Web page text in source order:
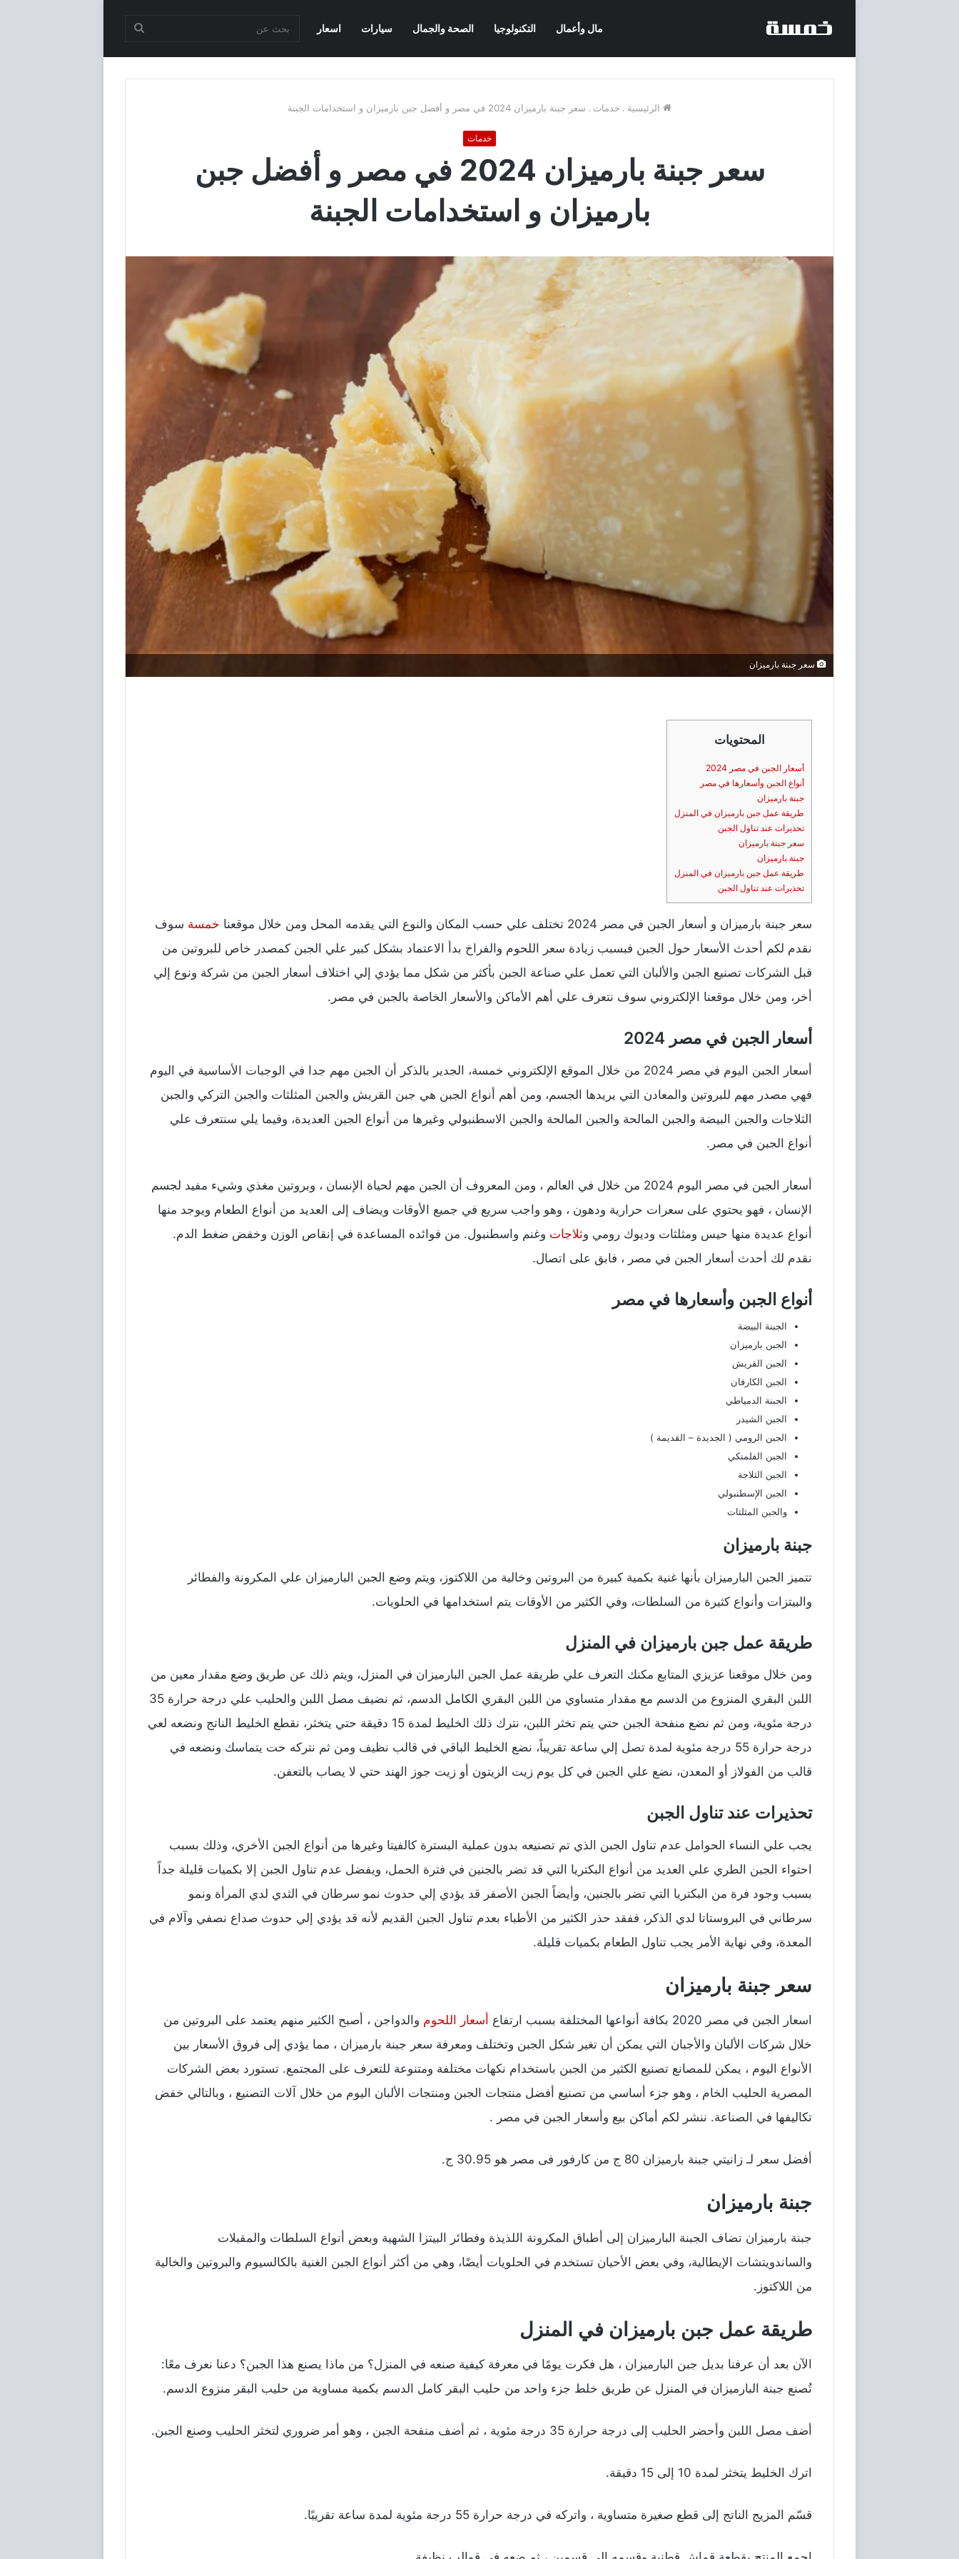
مال وأعمال التكنولوجيا الصحة والجمال سيارات اسعار
الرئيسية . خدمات . سعر جبنة بارميزان 2024 في مصر و أفضل جبن بارميزان و استخدامات الجبنة
خدمات
سعر جبنة بارميزان 2024 في مصر و أفضل جبن
بارميزان و استخدامات الجبنة
سعر جبنة بارميزان
المحتويات
أسعار الجبن في مصر 2024
أنواع الجبن وأسعارها في مصر
جبنة بارميزان
طريقة عمل جبن بارميزان في المنزل
تحذيرات عند تناول الجبن
سعر جبنة بارميزان
جبنة بارميزان
طريقة عمل جبن بارميزان في المنزل
تحذيرات عند تناول الجبن
سعر جبنة بارميزان و أسعار الجبن في مصر 2024 تختلف علي حسب المكان والنوع التي يقدمه المحل ومن خلال موقعنا خمسة سوف
نقدم لكم أحدث الأسعار حول الجبن فبسبب زيادة سعر اللحوم والفراخ بدأ الاعتماد بشكل كبير علي الجبن كمصدر خاص للبروتين من
قبل الشركات تصنيع الجبن والألبان التي تعمل علي صناعة الجبن بأكثر من شكل مما يؤدي إلي اختلاف أسعار الجبن من شركة ونوع إلي
أخر، ومن خلال موقعنا الإلكتروني سوف نتعرف علي أهم الأماكن والأسعار الخاصة بالجبن في مصر.
أسعار الجبن في مصر 2024
أسعار الجبن اليوم في مصر 2024 من خلال الموقع الإلكتروني خمسة، الجدير بالذكر أن الجبن مهم جدا في الوجبات الأساسية في اليوم
فهي مصدر مهم للبروتين والمعادن التي يريدها الجسم، ومن أهم أنواع الجبن هي جبن القريش والجبن المثلثات والجبن التركي والجبن
الثلاجات والجبن البيضة والجبن المالحة والجبن المالحة والجبن الاسطنبولي وغيرها من أنواع الجبن العديدة، وفيما يلي سنتعرف علي
أنواع الجبن في مصر.
أسعار الجبن في مصر اليوم 2024 من خلال في العالم ، ومن المعروف أن الجبن مهم لحياة الإنسان ، وبروتين مغذي وشيء مفيد لجسم
الإنسان ، فهو يحتوي على سعرات حرارية ودهون ، وهو واجب سريع في جميع الأوقات ويضاف إلى العديد من أنواع الطعام ويوجد منها
أنواع عديدة منها حيس ومثلثات وديوك رومي وثلاجات وغنم واسطنبول. من فوائده المساعدة في إنقاص الوزن وخفض ضغط الدم.
نقدم لك أحدث أسعار الجبن في مصر ، فابق على اتصال.
أنواع الجبن وأسعارها في مصر
الجبنة البيضة
الجبن بارميزان
الجبن القريش
الجبن الكارفان
الجبنة الدمياطي
الجبن الشيدر
الجبن الرومي ( الجديدة – القديمة )
الجبن الفلمنكي
الجبن الثلاجة
الجبن الإسطنبولي
والجبن المثلثات
جبنة بارميزان
تتميز الجبن البارميزان بأنها غنية بكمية كبيرة من البروتين وخالية من اللاكتوز، ويتم وضع الجبن البارميزان علي المكرونة والفطائر
والبيتزات وأنواع كثيرة من السلطات، وفي الكثير من الأوقات يتم استخدامها في الحلويات.
طريقة عمل جبن بارميزان في المنزل
ومن خلال موقعنا عزيزي المتابع مكنك التعرف علي طريقة عمل الجبن البارميزان في المنزل، ويتم ذلك عن طريق وضع مقدار معين من
اللبن البقري المنزوع من الدسم مع مقدار متساوي من اللبن البقري الكامل الدسم، ثم نضيف مصل اللبن والحليب علي درجة حرارة 35
درجة مئوية، ومن ثم نضع منفحة الجبن حتي يتم تخثر اللبن، نترك ذلك الخليط لمدة 15 دقيقة حتي يتخثر، نقطع الخليط الناتج ونضعه لعي
درجة حرارة 55 درجة مئوية لمدة تصل إلي ساعة تقريباً، نضع الخليط الباقي في قالب نظيف ومن ثم نتركه حت يتماسك ونضعه في
قالب من الفولاز أو المعدن، نضع علي الجبن في كل يوم زيت الزيتون أو زيت جوز الهند حتي لا يصاب بالتعفن.
تحذيرات عند تناول الجبن
يجب علي النساء الحوامل عدم تناول الجبن الذي تم تصنيعه بدون عملية البسترة كالفيتا وغيرها من أنواع الجبن الأخري، وذلك بسبب
احتواء الجبن الطري علي العديد من أنواع البكتريا التي قد تضر بالجنين في فترة الحمل، ويفضل عدم تناول الجبن إلا بكميات قليلة جداً
بسبب وجود فرة من البكتريا التي تضر بالجنين، وأيضاً الجبن الأصفر قد يؤدي إلي حدوث نمو سرطان في الثدي لدي المرأة ونمو
سرطاني في البروستاتا لدي الذكر، ففقد حذر الكثير من الأطباء بعدم تناول الجبن القديم لأنه قد يؤدي إلي حدوث صداع نصفي وآلام في
المعدة، وفي نهاية الأمر يجب تناول الطعام بكميات قليلة.
سعر جبنة بارميزان
اسعار الجبن في مصر 2020 بكافة أنواعها المختلفة بسبب ارتفاع أسعار اللحوم والدواجن ، أصبح الكثير منهم يعتمد على البروتين من
خلال شركات الألبان والأجبان التي يمكن أن تغير شكل الجبن وتختلف ومعرفة سعر جبنة بارميزان ، مما يؤدي إلى فروق الأسعار بين
الأنواع اليوم ، يمكن للمصانع تصنيع الكثير من الجبن باستخدام نكهات مختلفة ومتنوعة للتعرف على المجتمع. تستورد بعض الشركات
المصرية الحليب الخام ، وهو جزء أساسي من تصنيع أفضل منتجات الجبن ومنتجات الألبان اليوم من خلال آلات التصنيع ، وبالتالي خفض
تكاليفها في الصناعة. ننشر لكم أماكن بيع وأسعار الجبن في مصر .
أفضل سعر لـ زانيتي جبنة بارميزان 80 ج من كارفور فى مصر هو 30.95 ج.
جبنة بارميزان
جبنة بارميزان تضاف الجبنة البارميزان إلى أطباق المكرونة اللذيذة وفطائر البيتزا الشهية وبعض أنواع السلطات والمقبلات
والساندويتشات الإيطالية، وفي بعض الأحيان تستخدم في الحلويات أيضًا، وهي من أكثر أنواع الجبن الغنية بالكالسيوم والبروتين والخالية
من اللاكتوز.
طريقة عمل جبن بارميزان في المنزل
الآن بعد أن عرفنا بديل جبن البارميزان ، هل فكرت يومًا في معرفة كيفية صنعه في المنزل؟ من ماذا يصنع هذا الجبن؟ دعنا نعرف معًا:
تُصنع جبنة البارميزان في المنزل عن طريق خلط جزء واحد من حليب البقر كامل الدسم بكمية مساوية من حليب البقر منزوع الدسم.
أضف مصل اللبن وأحضر الحليب إلى درجة حرارة 35 درجة مئوية ، ثم أضف منفحة الجبن ، وهو أمر ضروري لتخثر الحليب وصنع الجبن.
اترك الخليط يتخثر لمدة 10 إلى 15 دقيقة.
قسّم المزيج الناتج إلى قطع صغيرة متساوية ، واتركه في درجة حرارة 55 درجة مئوية لمدة ساعة تقريبًا.